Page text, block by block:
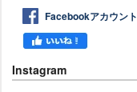
Facebookアカウント
Instagram